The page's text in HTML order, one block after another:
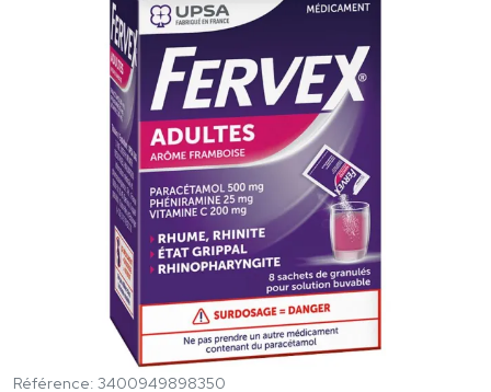
Référence: 3400949898350